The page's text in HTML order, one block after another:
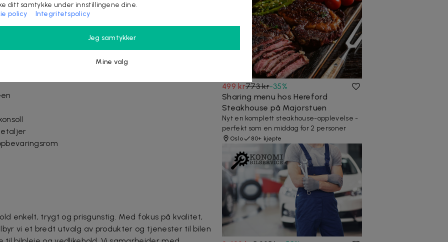
vaskeriper (avhengig av lakkens tilstand)
og enklere vedlikehold
enkelt, trygt og prisgunstig. Med fokus på kvalitet,
vi et bredt utvalg av produkter og tjenester til bilen
499 kr773 kr-35%
Sharing menu hos Hereford
Steakhouse på Majorstuen
Nyt en komplett steakhouse-opplevelse -
perfekt som en middag for 2 personer
Oslo 80+ kjøpte
ditt samtykke under innstillingene dine.
policy
Integritetspolicy
Jeg samtykker
Mine valg